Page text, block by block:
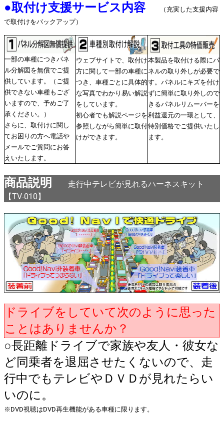
●取付け支援サービス内容
（充実した支援内容
で取付けをバックアップ）
一部の車種につきパネ
ル分解図を無償でご提
供しています。（ご提
供できない車種もござ
いますので、予めご了
承ください。）
さらに、取付けに関し
てお困りの方へ電話や
メールでご質問にお答
えいたします。
ウェブサイトで、取付け
方に関して一部の車種に
つき、車種ごとに具体的
な写真でわかり易い解説
をしています。
初心者でも解説ページを
参照しながら簡単に取付
けができます。
本製品を取付ける際にパ
ネルの取り外しが必要で
す。パネルにキズを付け
ずに簡単に取り外しので
きるパネルリムーバーを
利益還元の一環として、
特別価格でご提供いたし
ます。
商品説明
走行中テレビが見れるハーネスキット
【TV-010】
ドライブをしていて次のように思った
ことはありませんか？
○長距離ドライブで家族や友人・彼女な
ど同乗者を退屈させたくないので、走
行中でもテレビやＤＶＤが見れたらい
いのに。
※DVD視聴はDVD再生機能がある車種に限ります。